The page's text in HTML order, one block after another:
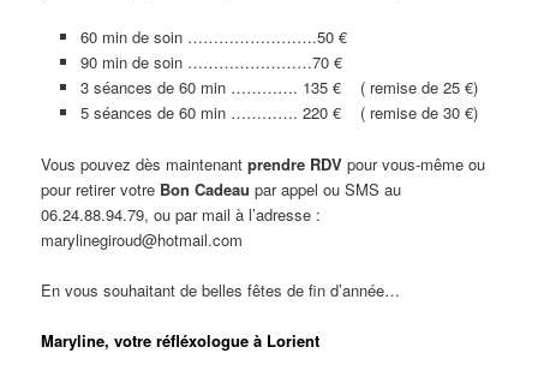
60 min de soin …………………….50 €
90 min de soin ……………………70 €
3 séances de 60 min …………. 135 € ( remise de 25 €)
5 séances de 60 min …………. 220 € ( remise de 30 €)
Vous pouvez dès maintenantprendre RDV pour vous-même ou
pour retirer votre Bon Cadeau par appel ou SMS au
06.24.88.94.79, ou par mail à l’adresse :
marylinegiroud@hotmail.com
En vous souhaitant de belles fêtes de fin d’année…
Maryline, votre réfléxologue à Lorient